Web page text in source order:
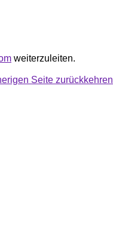
weiterzuleiten.
Seite zurückkehren